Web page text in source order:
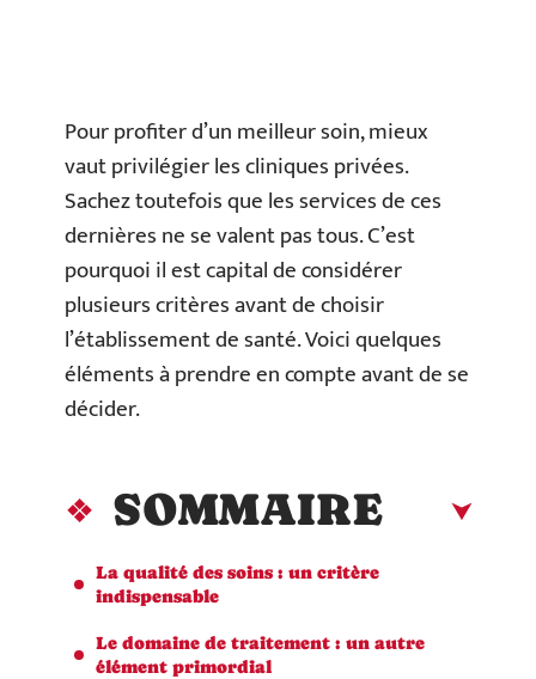
Pour profiter d’un meilleur soin, mieux
vaut privilégier les cliniques privées.
Sachez toutefois que les services de ces
dernières ne se valent pas tous. C’est
pourquoi il est capital de considérer
plusieurs critères avant de choisir
l’établissement de santé. Voici quelques
éléments à prendre en compte avant de se
décider.
SOMMAIRE
La qualité des soins : un critère
indispensable
Le domaine de traitement : un autre
élément primordial